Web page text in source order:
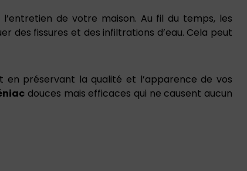
de votre maison. Au fil du temps, les
des fissures et des infiltrations d’eau. Cela peut
en préservant la qualité et l’apparence de vos
douces mais efficaces qui ne causent aucun